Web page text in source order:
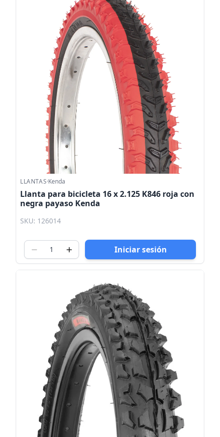
LLANTAS·Kenda
Llanta para bicicleta 16 x 2.125 K846 roja con
negra payaso Kenda
SKU: 126014
Iniciar sesión